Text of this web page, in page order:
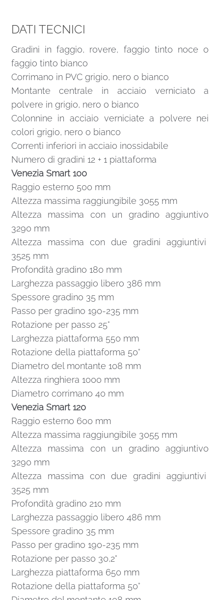
DATI TECNICI
Gradini in faggio, rovere, faggio tinto noce o
faggio tinto bianco
Corrimano in PVC grigio, nero o bianco
Montante centrale in acciaio verniciato a
polvere in grigio, nero o bianco
Colonnine in acciaio verniciate a polvere nei
colori grigio, nero o bianco
Correnti inferiori in acciaio inossidabile
Numero di gradini 12 + 1 piattaforma
Venezia Smart 100
Raggio esterno 500 mm
Altezza massima raggiungibile 3055 mm
Altezza massima con un gradino aggiuntivo
3290 mm
Altezza massima con due gradini aggiuntivi
3525 mm
Profondità gradino 180 mm
Larghezza passaggio libero 386 mm
Spessore gradino 35 mm
Passo per gradino 190-235 mm
Rotazione per passo 25°
Larghezza piattaforma 550 mm
Rotazione della piattaforma 50°
Diametro del montante 108 mm
Altezza ringhiera 1000 mm
Diametro corrimano 40 mm
Venezia Smart 120
Raggio esterno 600 mm
Altezza massima raggiungibile 3055 mm
Altezza massima con un gradino aggiuntivo
3290 mm
Altezza massima con due gradini aggiuntivi
3525 mm
Profondità gradino 210 mm
Larghezza passaggio libero 486 mm
Spessore gradino 35 mm
Passo per gradino 190-235 mm
Rotazione per passo 30,2°
Larghezza piattaforma 650 mm
Rotazione della piattaforma 50°